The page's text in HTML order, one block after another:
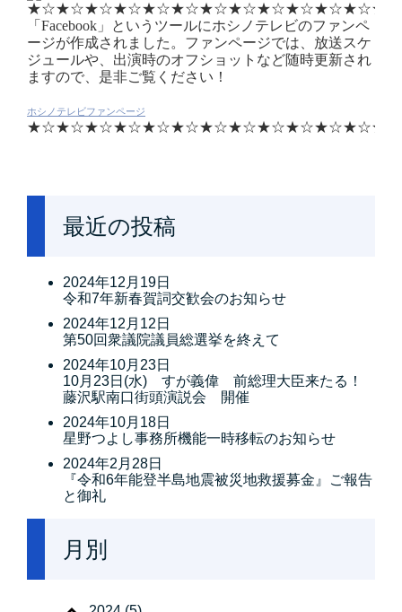
★☆★☆★☆★☆★☆★☆★☆★☆★☆★☆★☆★☆★☆
「Facebook」というツールにホシノテレビのファンペ
ージが作成されました。ファンページでは、放送スケ
ジュールや、出演時のオフショットなど随時更新され
ますので、是非ご覧ください！
ホシノテレビファンページ
★☆★☆★☆★☆★☆★☆★☆★☆★☆★☆★☆★☆★☆
最近の投稿
2024年12月19日
令和7年新春賀詞交歓会のお知らせ
2024年12月12日
第50回衆議院議員総選挙を終えて
2024年10月23日
10月23日(水) すが義偉 前総理大臣来たる！
藤沢駅南口街頭演説会 開催
2024年10月18日
星野つよし事務所機能一時移転のお知らせ
2024年2月28日
『令和6年能登半島地震被災地救援募金』ご報告
と御礼
月別